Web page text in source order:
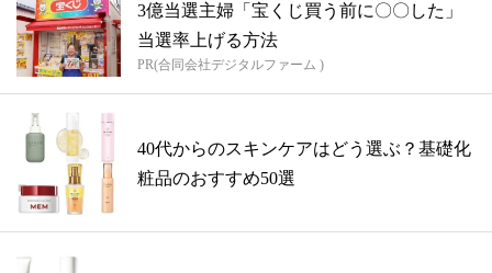
3億当選主婦「宝くじ買う前に〇〇した」
当選率上げる方法
PR(合同会社デジタルファーム )
40代からのスキンケアはどう選ぶ？基礎化
粧品のおすすめ50選